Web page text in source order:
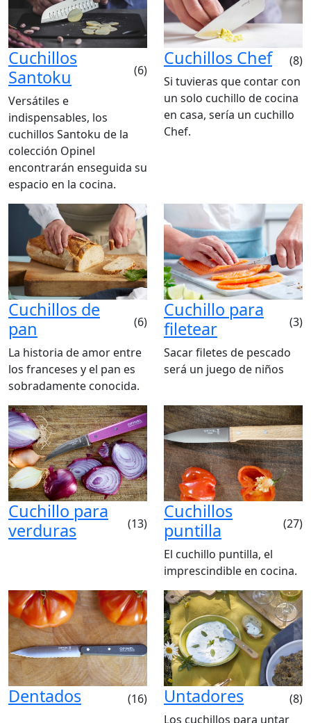
Cuchillos
Santoku
(6)
Versátiles e
indispensables, los
cuchillos Santoku de la
colección Opinel
encontrarán enseguida su
espacio en la cocina.
Cuchillos Chef
(8)
Si tuvieras que contar con
un solo cuchillo de cocina
en casa, sería un cuchillo
Chef.
Cuchillos de
pan
(6)
La historia de amor entre
los franceses y el pan es
sobradamente conocida.
Cuchillo para
filetear
(3)
Sacar filetes de pescado
será un juego de niños
Cuchillo para
verduras
(13)
Cuchillos
puntilla
(27)
El cuchillo puntilla, el
imprescindible en cocina.
Dentados (16) Untadores
(8)
Los cuchillos para untar